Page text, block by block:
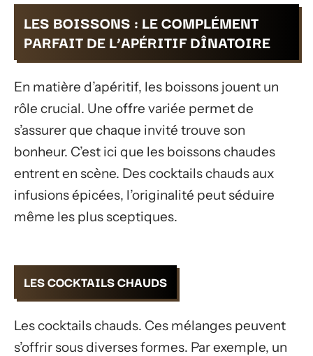
LES BOISSONS : LE COMPLÉMENT
PARFAIT DE L’APÉRITIF DÎNATOIRE
En matière d’apéritif, les boissons jouent un
rôle crucial. Une offre variée permet de
s’assurer que chaque invité trouve son
bonheur. C’est ici que les boissons chaudes
entrent en scène. Des cocktails chauds aux
infusions épicées, l’originalité peut séduire
même les plus sceptiques.
LES COCKTAILS CHAUDS
Les cocktails chauds. Ces mélanges peuvent
s’offrir sous diverses formes. Par exemple, un